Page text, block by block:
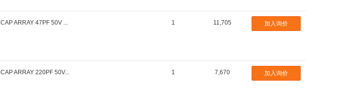
CAP ARRAY 47PF 50V ... 1 11,705 加入询价
CAP ARRAY 220PF 50V... 1 7,670 加入询价